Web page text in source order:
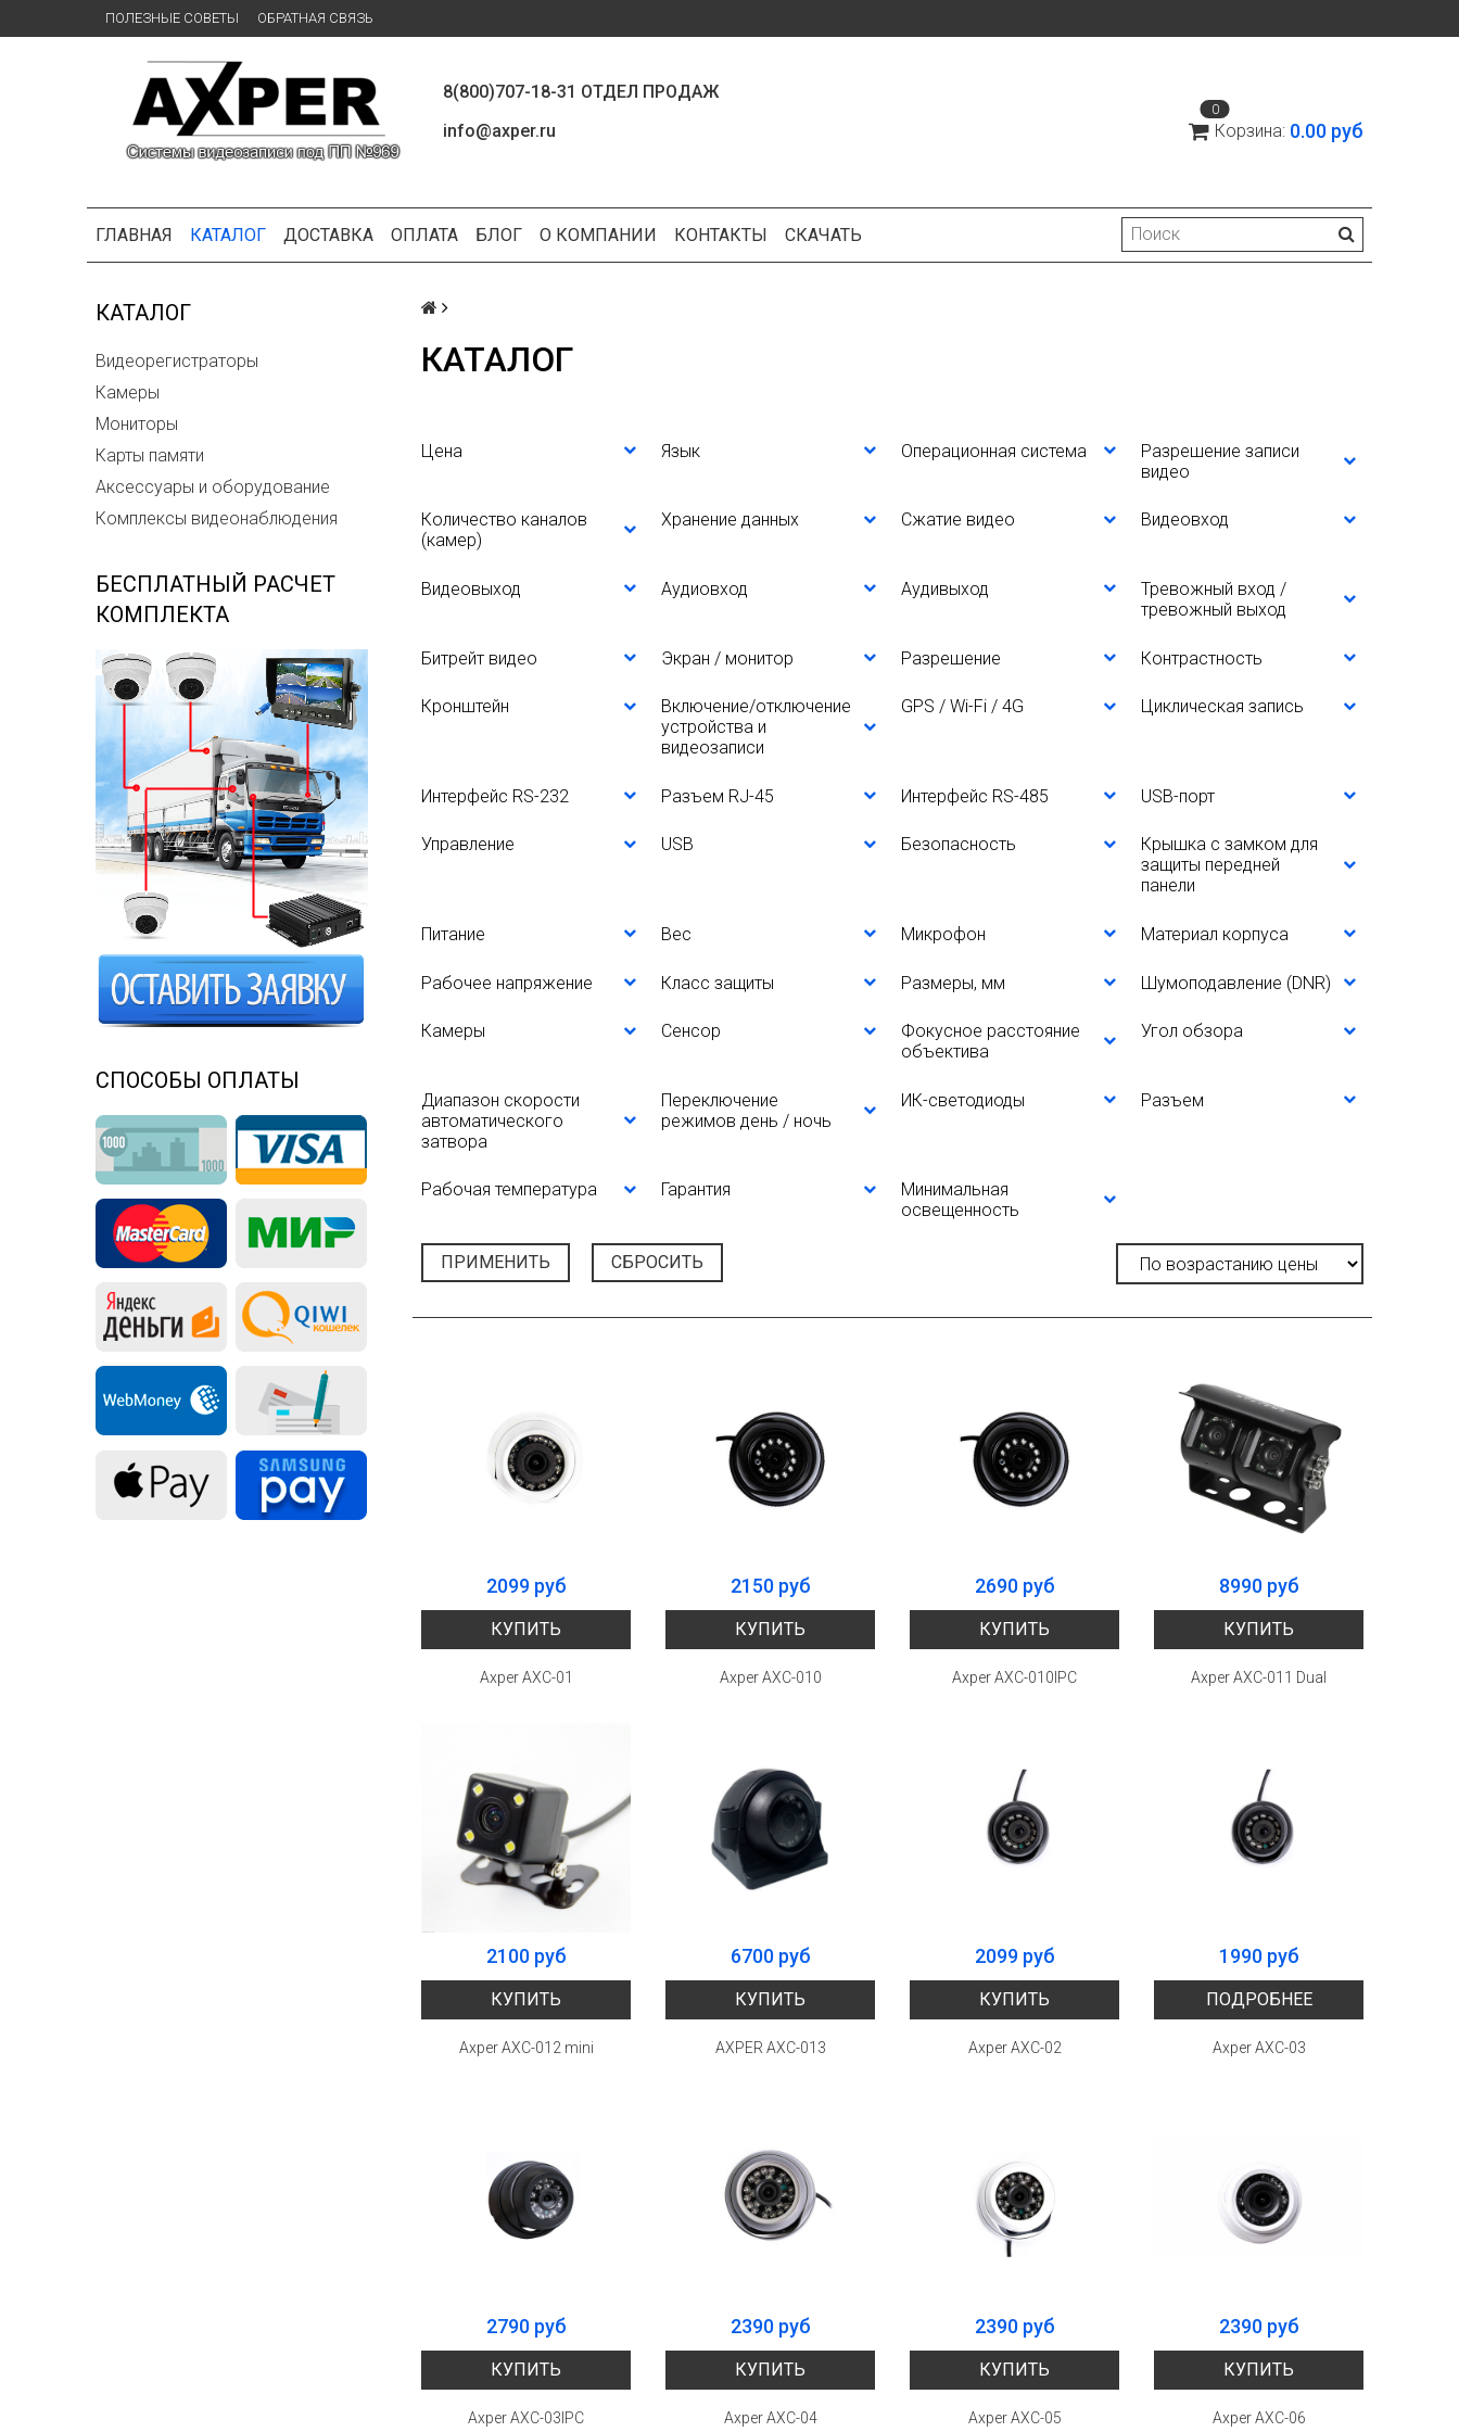
ПОЛЕЗНЫЕ СОВЕТЫ ОБРАТНАЯ СВЯЗЬ
8(800)707-18-31 ОТДЕЛ ПРОДАЖ
info@axper.ru
0
Корзина: 0.00 руб
ГЛАВНАЯ КАТАЛОГ ДОСТАВКА ОПЛАТА БЛОГ О КОМПАНИИ КОНТАКТЫ СКАЧАТЬ
КАТАЛОГ
Видеорегистраторы
Камеры
Мониторы
Карты памяти
Аксессуары и оборудование
Комплексы видеонаблюдения
БЕСПЛАТНЫЙ РАСЧЕТ
КОМПЛЕКТА
СПОСОБЫ ОПЛАТЫ
КАТАЛОГ
Цена Язык Операционная система
Разрешение записи
видео
Количество каналов
(камер)
Хранение данных Сжатие видео Видеовход
Видеовыход Аудиовход Аудивыход
Тревожный вход /
тревожный выход
Битрейт видео Экран / монитор Разрешение Контрастность
Кронштейн
Включение/отключение
устройства и
видеозаписи
GPS / Wi-Fi / 4G Циклическая запись
Интерфейс RS-232 Разъем RJ-45 Интерфейс RS-485 USB-порт
Управление USB Безопасность
Крышка с замком для
защиты передней
панели
Питание Вес Микрофон Материал корпуса
Рабочее напряжение Класс защиты Размеры, мм Шумоподавление (DNR)
Камеры Сенсор
Фокусное расстояние
объектива
Угол обзора
Диапазон скорости
автоматического
затвора
Переключение
режимов день / ночь
ИК-светодиоды Разъем
Рабочая температура Гарантия
Минимальная
освещенность
ПРИМЕНИТЬ СБРОСИТЬ
2099 руб
КУПИТЬ
Axper AXC-01
2150 руб
КУПИТЬ
Axper AXC-010
2690 руб
КУПИТЬ
Axper AXC-010IPC
8990 руб
КУПИТЬ
Axper AXC-011 Dual
2100 руб
КУПИТЬ
Axper AXC-012 mini
6700 руб
КУПИТЬ
AXPER AXC-013
2099 руб
КУПИТЬ
Axper AXC-02
1990 руб
ПОДРОБНЕЕ
Axper AXC-03
2790 руб
КУПИТЬ
Axper AXC-03IPC
2390 руб
КУПИТЬ
Axper AXC-04
2390 руб
КУПИТЬ
Axper AXC-05
2390 руб
КУПИТЬ
Axper AXC-06